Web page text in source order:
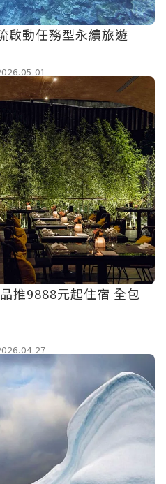
啟動任務型永續旅遊
推9888元起住宿 全包